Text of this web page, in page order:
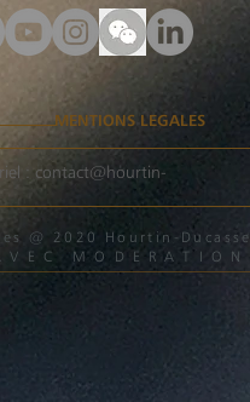
MENTIONS LEGALES
: contact@hourtin-
@ 2020 Hourtin-Ducasse
MODERATION